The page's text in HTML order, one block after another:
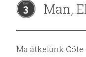
3 Man,
Ma átkelünk Côte